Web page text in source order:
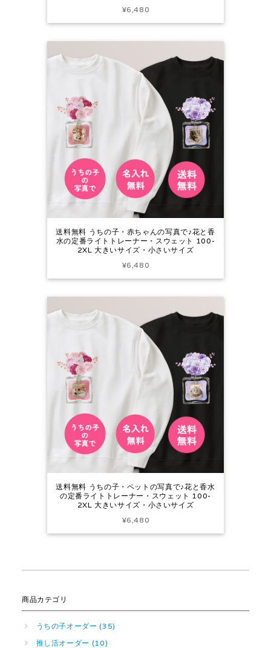
¥6,480
送料無料 うちの子・赤ちゃんの写真で♪花と香
水の定番ライトトレーナー・スウェット 100-
2XL 大きいサイズ・小さいサイズ
¥6,480
送料無料 うちの子・ペットの写真で♪花と香水
の定番ライトトレーナー・スウェット 100-
2XL 大きいサイズ・小さいサイズ
¥6,480
商品カテゴリ
うちの子オーダー (35)
推し活オーダー (10)